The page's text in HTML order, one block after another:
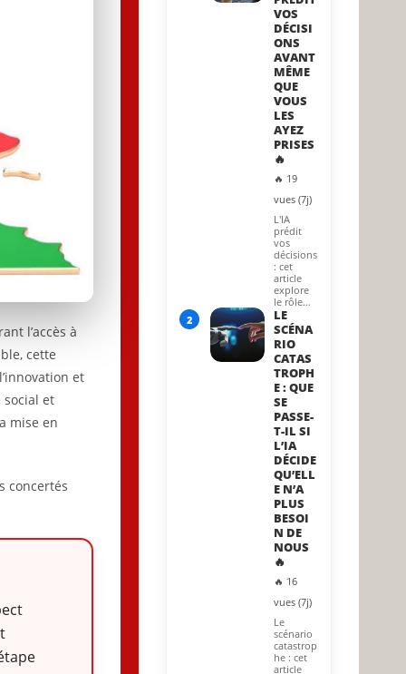
l’accès à
cette
et
social et
mise en
concertés
VOS
DÉCISI
ONS
AVANT
MÊME
QUE
VOUS
LES
AYEZ
PRISES
🔥
🔥 19
vues (7j)
L'IA
prédit
vos
décisions
: cet
article
explore
le rôle…
2
LE
SCÉNA
RIO
CATAS
TROPH
E : QUE
SE
PASSE-
T-IL SI
L’IA
DÉCIDE
QU’ELL
E N’A
PLUS
BESOI
N DE
NOUS
🔥
🔥 16
vues (7j)
Le
scénario
catastrop
he : cet
article